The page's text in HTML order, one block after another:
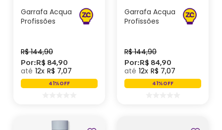
Garrafa Acqua
Profissões
R$ 144,90
Por:R$ 84,90
12 R$ 7,07
41%OFF
Garrafa Acqua
Profissões
R$ 144,90
Por:R$ 84,90
12 R$ 7,07
41%OFF